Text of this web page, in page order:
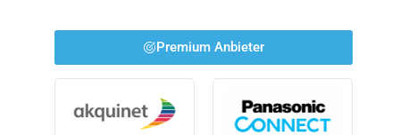
Premium Anbieter